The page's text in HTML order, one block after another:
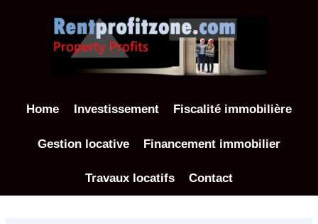
Home Investissement Fiscalité immobilière
Gestion locative Financement immobilier
Travaux locatifs Contact